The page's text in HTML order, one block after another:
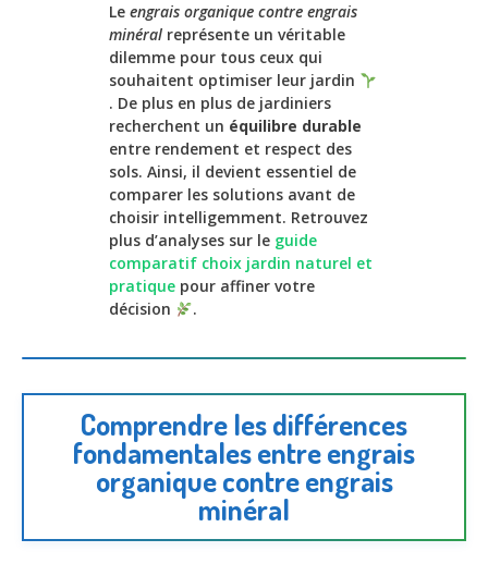
Le engrais organique contre engrais
minéral représente un véritable
dilemme pour tous ceux qui
souhaitent optimiser leur jardin
. De plus en plus de jardiniers
recherchent un équilibre durable
entre rendement et respect des
sols. Ainsi, il devient essentiel de
comparer les solutions avant de
choisir intelligemment. Retrouvez
plus d’analyses sur le guide
comparatif choix jardin naturel et
pratique pour affiner votre
décision
.
Comprendre les différences
fondamentales entre engrais
organique contre engrais
minéral